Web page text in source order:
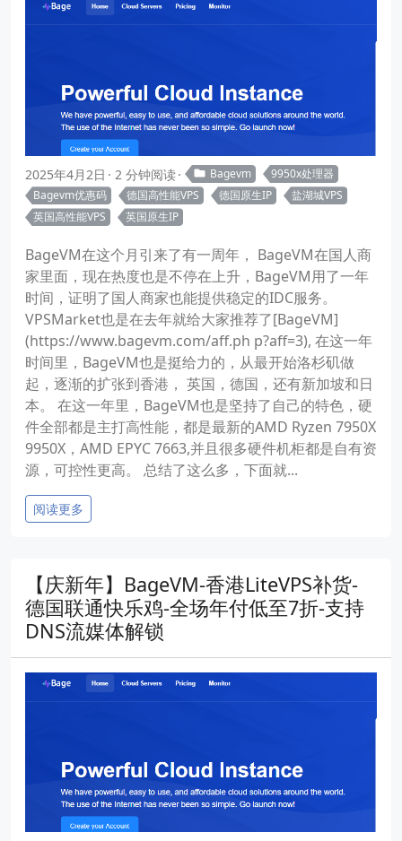
2025年4月2日 2 分钟阅读 Bagevm
9950x处理器
Bagevm优惠码
德国高性能VPS 德国原生IP
盐湖城VPS
英国高性能VPS
英国原生IP
BageVM在这个月引来了有一周年， BageVM在国人商
家里面，现在热度也是不停在上升，BageVM用了一年
时间，证明了国人商家也能提供稳定的IDC服务。
VPSMarket也是在去年就给大家推荐了[BageVM]
(https://www.bagevm.com/aff.ph p?aff=3), 在这一年
时间里，BageVM也是挺给力的，从最开始洛杉矶做
起，逐渐的扩张到香港， 英国，德国，还有新加坡和日
本。 在这一年里，BageVM也是坚持了自己的特色，硬
件全部都是主打高性能，都是最新的AMD Ryzen 7950X
9950X，AMD EPYC 7663,并且很多硬件机柜都是自有资
源，可控性更高。 总结了这么多，下面就...
阅读更多
【庆新年】BageVM-香港LiteVPS补货-
德国联通快乐鸡-全场年付低至7折-支持
DNS流媒体解锁